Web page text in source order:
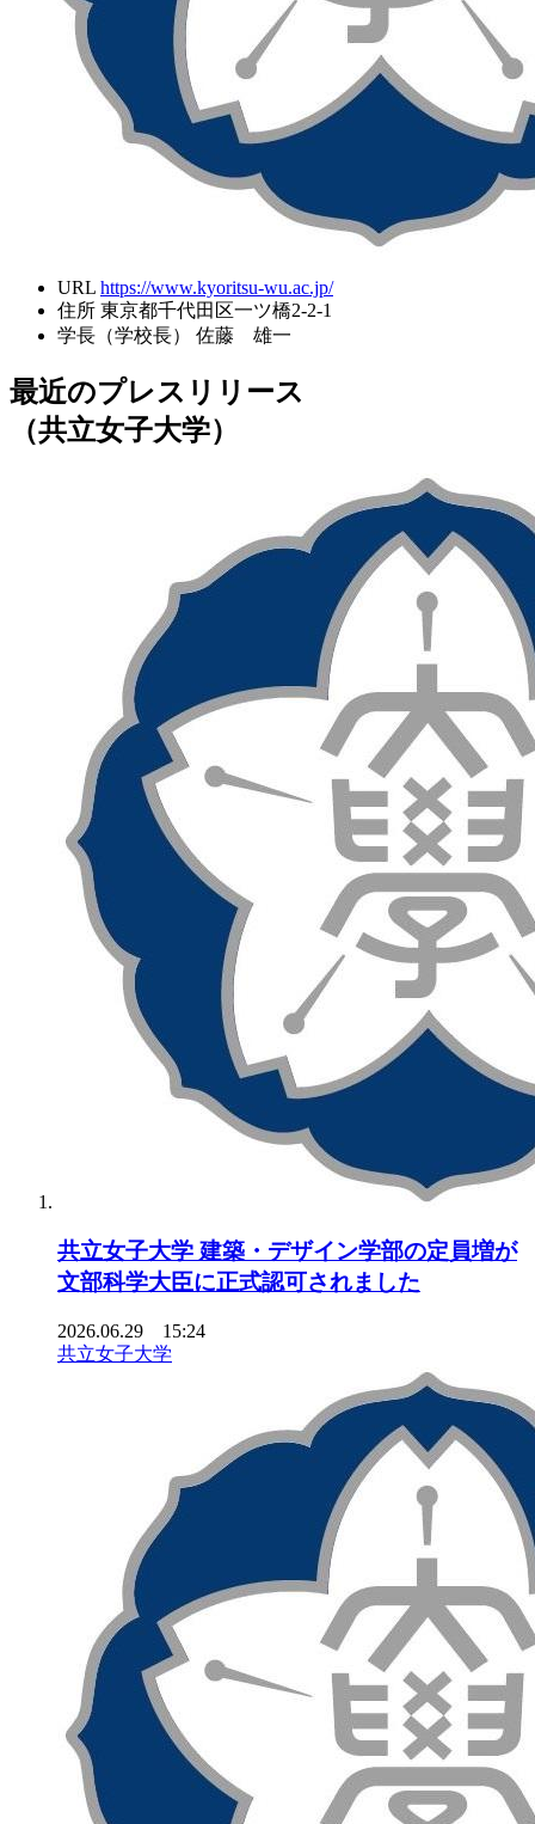
URL https://www.kyoritsu-wu.ac.jp/
住所 東京都千代田区一ツ橋2-2-1
学長（学校長）
佐藤 雄一
最近のプレスリリース
（共立女子大学）
共立女子大学 建築・デザイン学部の定員増が
文部科学大臣に正式認可されました
2026.06.29 15:24
共立女子大学